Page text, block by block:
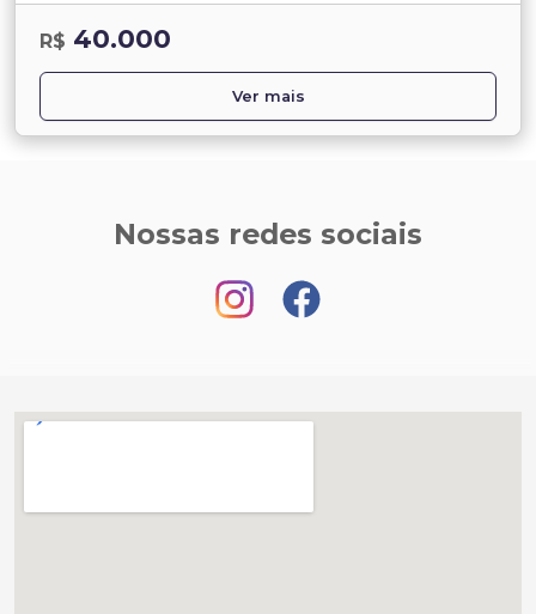
R$ 40.000
Ver mais
Nossas redes sociais